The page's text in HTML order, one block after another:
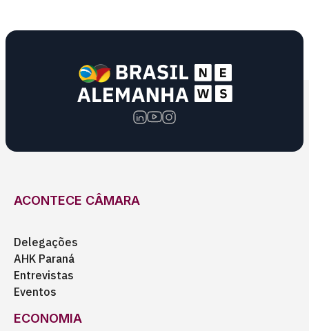
ACONTECE CÂMARA
Delegações
AHK Paraná
Entrevistas
Eventos
ECONOMIA